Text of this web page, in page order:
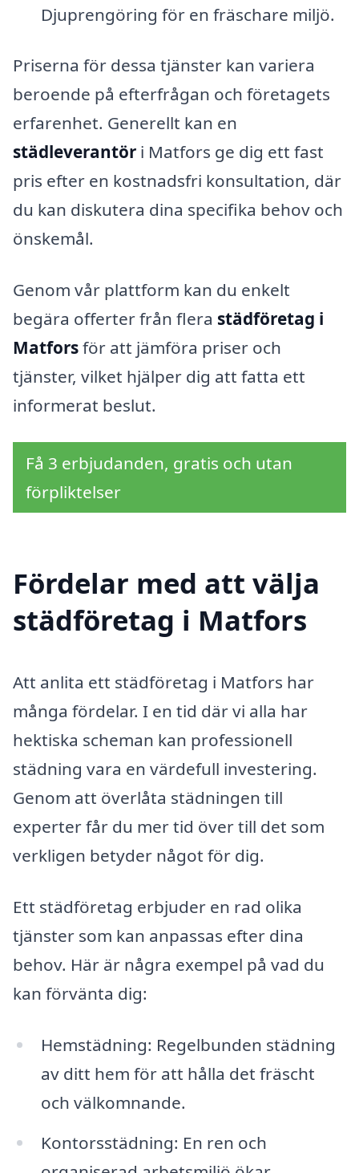
Djuprengöring för en fräschare miljö.
Priserna för dessa tjänster kan variera
beroende på efterfrågan och företagets
erfarenhet. Generellt kan en
städleverantör i Matfors ge dig ett fast
pris efter en kostnadsfri konsultation, där
du kan diskutera dina specifika behov och
önskemål.
Genom vår plattform kan du enkelt
begära offerter från flera städföretag i
Matforsför att jämföra priser och
tjänster, vilket hjälper dig att fatta ett
informerat beslut.
Få 3 erbjudanden, gratis och utan
förpliktelser
Fördelar med att välja
städföretag i Matfors
Att anlita ett städföretag i Matfors har
många fördelar. I en tid där vi alla har
hektiska scheman kan professionell
städning vara en värdefull investering.
Genom att överlåta städningen till
experter får du mer tid över till det som
verkligen betyder något för dig.
Ett städföretag erbjuder en rad olika
tjänster som kan anpassas efter dina
behov. Här är några exempel på vad du
kan förvänta dig:
Hemstädning: Regelbunden städning
av ditt hem för att hålla det fräscht
och välkomnande.
Kontorsstädning: En ren och